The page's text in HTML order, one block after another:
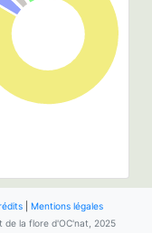
| Mentions légales
de la flore d'OC'nat, 2025